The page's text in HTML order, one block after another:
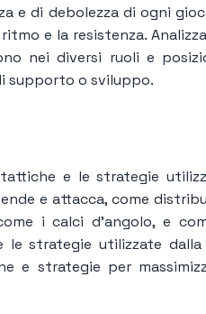
e di debolezza di ogni
e la resistenza.
nei diversi ruoli e
supporto o sviluppo.
e le strategie
e attacca, come
i calci d'angolo, e
le strategie utilizzate
e strategie per